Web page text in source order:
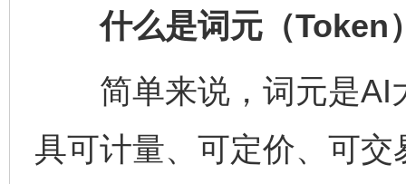
什么是词元（Token
简单来说，词元是AI
具可计量、可定价、可